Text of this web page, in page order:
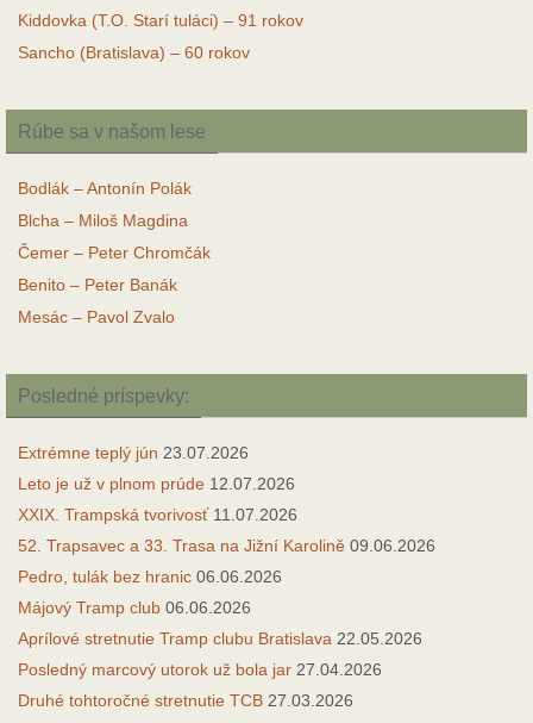
Kiddovka (T.O. Starí tuláci) – 91 rokov
Sancho (Bratislava) – 60 rokov
Rúbe sa v našom lese
Bodlák – Antonín Polák
Blcha – Miloš Magdina
Čemer – Peter Chromčák
Benito – Peter Banák
Mesác – Pavol Zvalo
Posledné príspevky:
Extrémne teplý jún 23.07.2026
Leto je už v plnom prúde 12.07.2026
XXIX. Trampská tvorivosť 11.07.2026
52. Trapsavec a 33. Trasa na Jižní Karolině 09.06.2026
Pedro, tulák bez hranic 06.06.2026
Májový Tramp club 06.06.2026
Aprílové stretnutie Tramp clubu Bratislava 22.05.2026
Posledný marcový utorok už bola jar 27.04.2026
Druhé tohtoročné stretnutie TCB 27.03.2026